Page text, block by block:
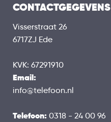
CONTACTGEGEVENS
Visserstraat 26
6717ZJ Ede
KVK: 67291910
Email:
info@telefoon.nl
Telefoon: 0318 - 24 00 96